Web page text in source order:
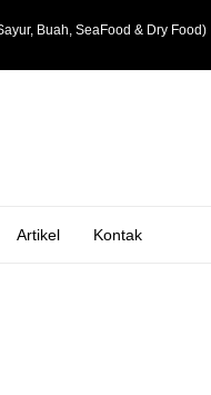
Buah, SeaFood & Dry Food)
Artikel Kontak